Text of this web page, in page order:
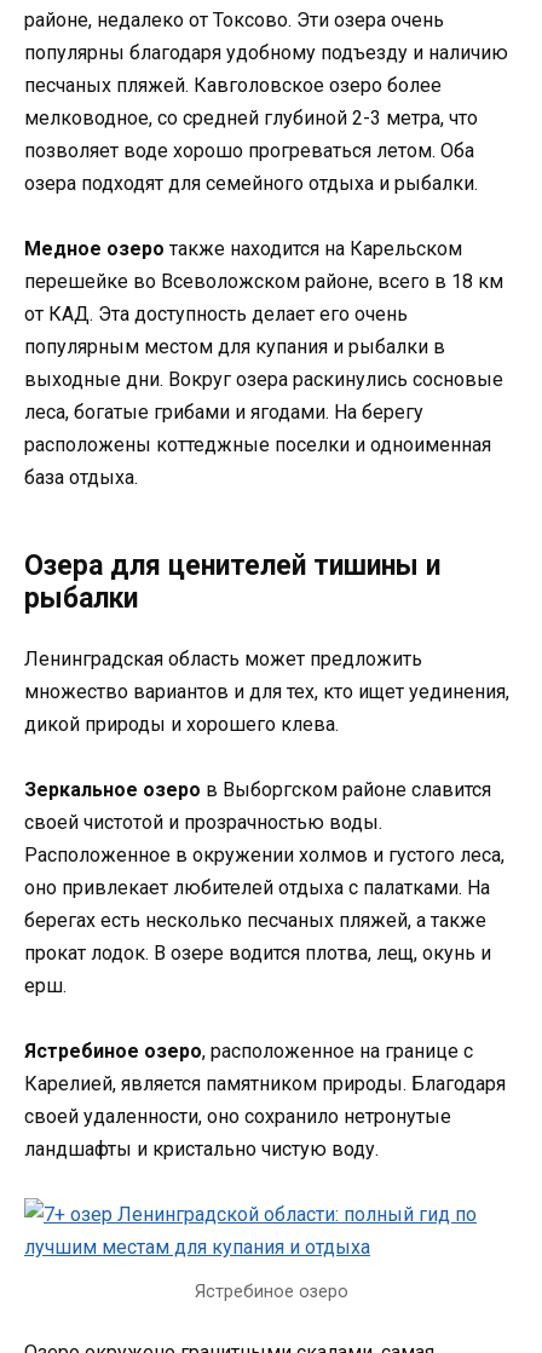
районе, недалеко от Токсово. Эти озера очень
популярны благодаря удобному подъезду и наличию
песчаных пляжей. Кавголовское озеро более
мелководное, со средней глубиной 2-3 метра, что
позволяет воде хорошо прогреваться летом. Оба
озера подходят для семейного отдыха и рыбалки.
Медное озеро также находится на Карельском
перешейке во Всеволожском районе, всего в 18 км
от КАД. Эта доступность делает его очень
популярным местом для купания и рыбалки в
выходные дни. Вокруг озера раскинулись сосновые
леса, богатые грибами и ягодами. На берегу
расположены коттеджные поселки и одноименная
база отдыха.
Озера для ценителей тишины и
рыбалки
Ленинградская область может предложить
множество вариантов и для тех, кто ищет уединения,
дикой природы и хорошего клева.
Зеркальное озеро в Выборгском районе славится
своей чистотой и прозрачностью воды.
Расположенное в окружении холмов и густого леса,
оно привлекает любителей отдыха с палатками. На
берегах есть несколько песчаных пляжей, а также
прокат лодок. В озере водится плотва, лещ, окунь и
ерш.
Ястребиное озеро, расположенное на границе с
Карелией, является памятником природы. Благодаря
своей удаленности, оно сохранило нетронутые
ландшафты и кристально чистую воду.
Ястребиное озеро